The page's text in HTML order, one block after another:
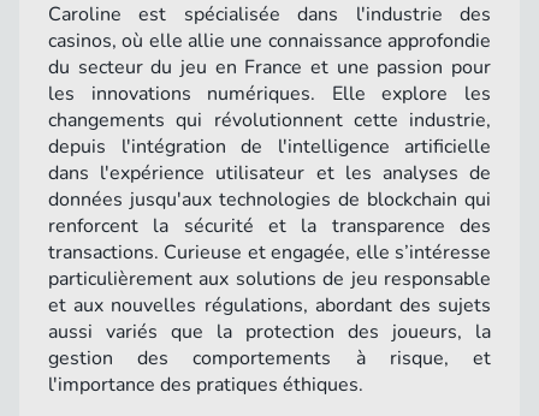
Caroline est spécialisée dans l'industrie des
casinos, où elle allie une connaissance approfondie
du secteur du jeu en France et une passion pour
les innovations numériques. Elle explore les
changements qui révolutionnent cette industrie,
depuis l'intégration de l'intelligence artificielle
dans l'expérience utilisateur et les analyses de
données jusqu'aux technologies de blockchain qui
renforcent la sécurité et la transparence des
transactions. Curieuse et engagée, elle s’intéresse
particulièrement aux solutions de jeu responsable
et aux nouvelles régulations, abordant des sujets
aussi variés que la protection des joueurs, la
gestion des comportements à risque, et
l'importance des pratiques éthiques.